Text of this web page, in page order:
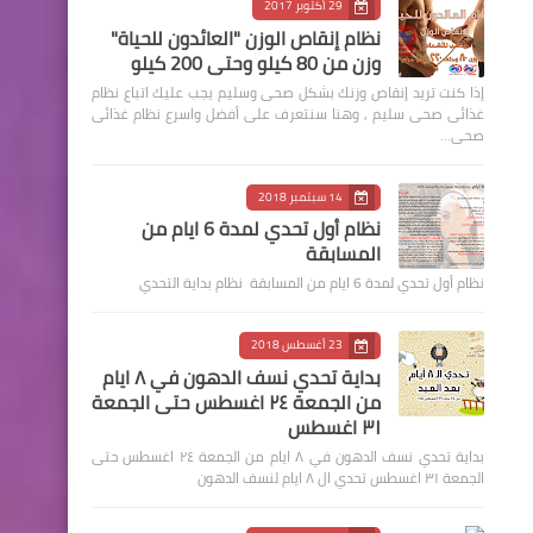
29 أكتوبر 2017
نظام إنقاص الوزن "العائدون للحياة"
وزن من 80 كيلو وحتى 200 كيلو
إذا كنت تريد إنقاص وزنك بشكل صحى وسليم يجب عليك اتباع نظام
غذائى صحى سليم , وهنا سنتعرف على أفضل واسرع نظام غذائى
صحى…
14 سبتمبر 2018
نظام أول تحدي لمدة 6 ايام من
المسابقة
نظام أول تحدي لمدة 6 ايام من المسابقة نظام بداية التحدي
23 أغسطس 2018
بداية تحدي نسف الدهون في ٨ ايام
من الجمعة ٢٤ اغسطس حتى الجمعة
٣١ اغسطس
بداية تحدي نسف الدهون في ٨ ايام من الجمعة ٢٤ اغسطس حتى
الجمعة ٣١ اغسطس تحدي ال ٨ ايام لنسف الدهون